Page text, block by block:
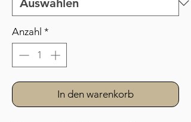
Anzahl *
In den warenkorb